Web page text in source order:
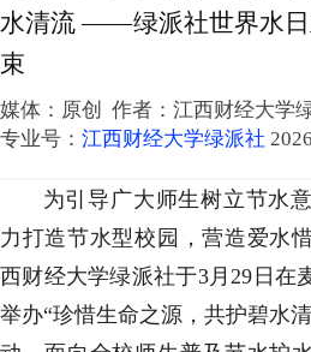
水清流 ——绿派社世界水日
束
媒体：原创 作者：江西财经大学
专业号： 江西财经大学绿派社
为引导广大师生树立节水
力打造节水型校园，营造爱水
西财经大学绿派社于3月29日在
举办“珍惜生命之源，共护碧水